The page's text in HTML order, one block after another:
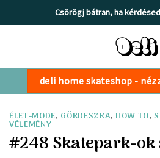
to
Csörögj bátran, ha
deli home skateshop -
ÉLET-MODE, GÖRDESZKA, HOW TO,
VÉLEMÉNY
#248 Skatepark-